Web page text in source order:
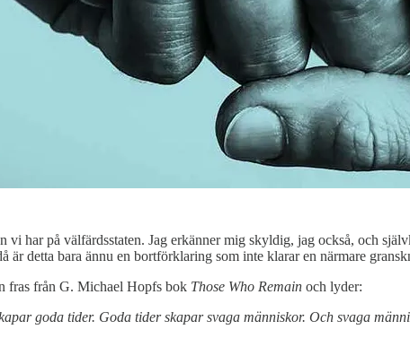
har på välfärdsstaten. Jag erkänner mig skyldig, jag också, och
är detta bara ännu en bortförklaring som inte klarar en närmare
fras från G. Michael Hopfs bok Those Who Remain och lyder:
goda tider. Goda tider skapar svaga människor. Och svaga